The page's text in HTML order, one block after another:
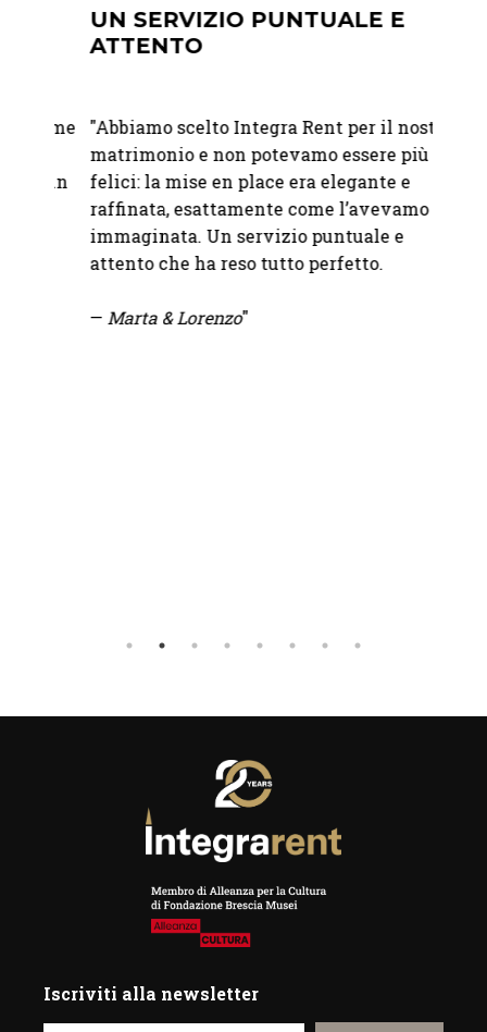
UN SERVIZIO PUNTUALE E
ATTENTO
"Abbiamo scelto Integra Rent per il nostro
matrimonio e non potevamo essere più
felici: la mise en place era elegante e
raffinata, esattamente come l’avevamo
immaginata. Un servizio puntuale e
attento che ha reso tutto perfetto.
Marta & Lorenzo"
Iscriviti alla newsletter